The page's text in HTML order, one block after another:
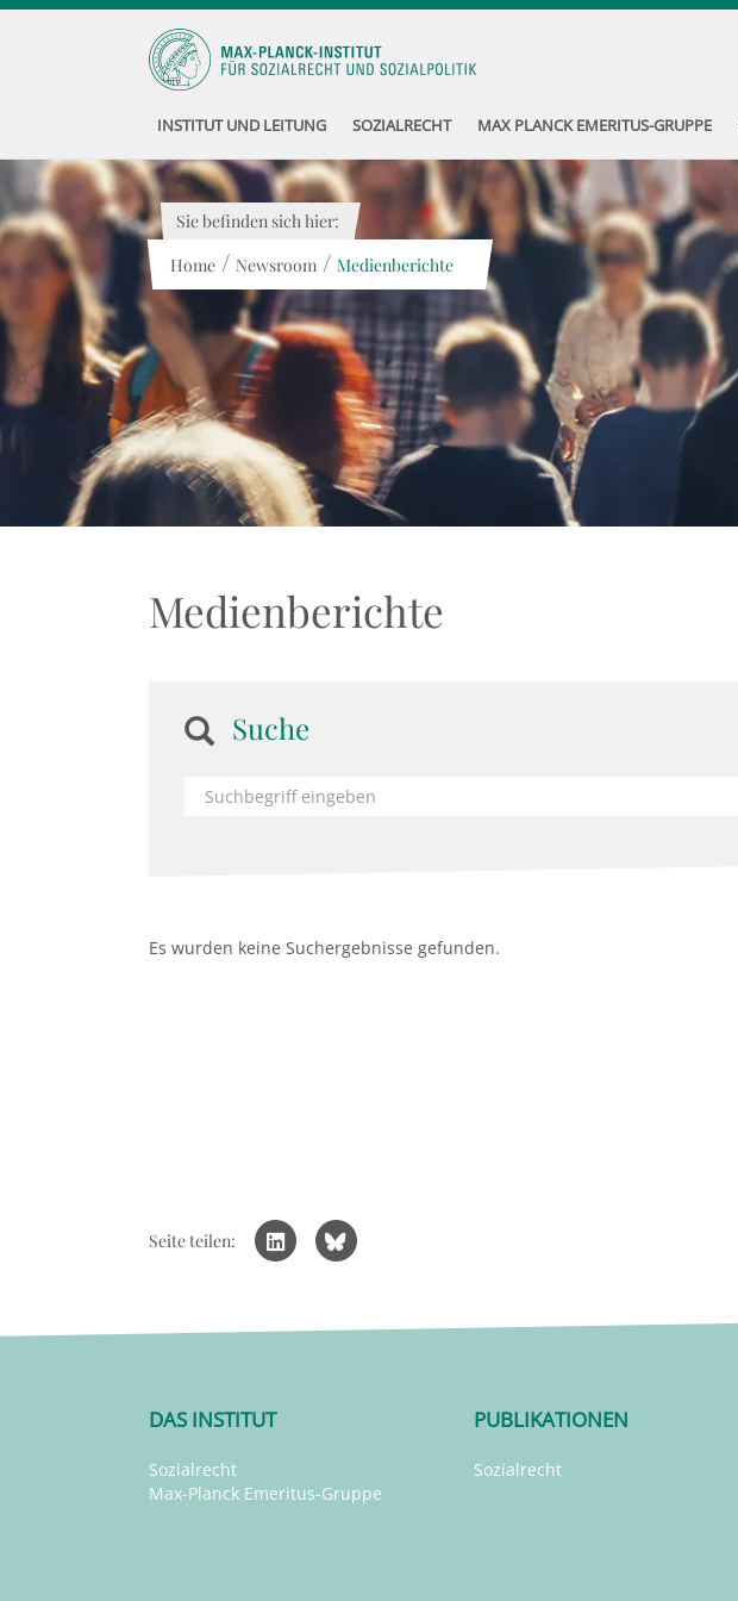
INSTITUT UND LEITUNG SOZIALRECHT MAX PLANCK EMERITUS-GRUPPE
Sie befinden sich hier:
Home / Newsroom / Medienberichte
Medienberichte
Suche
Es wurden keine Suchergebnisse gefunden.
Seite teilen:
DAS INSTITUT
Sozialrecht
Max-Planck Emeritus-Gruppe
PUBLIKATIONEN
Sozialrecht